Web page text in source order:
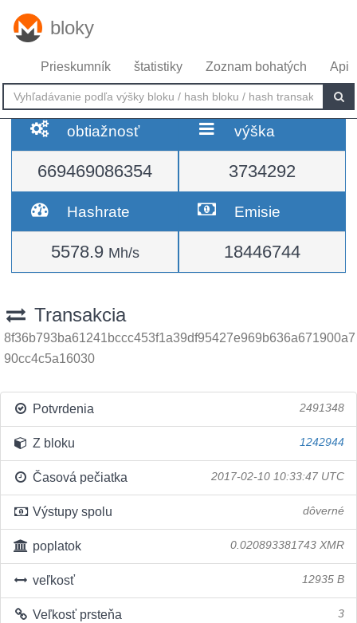
bloky
Prieskumník štatistiky Zoznam bohatých Api
obtiažnosť
669469086354
výška
3734292
Hashrate
5578.9 Mh/s
Emisie
18446744
Transakcia
8f36b793ba61241bccc453f1a39df95427e969b636a671900a7
90cc4c5a16030
Potvrdenia 2491348
Z bloku 1242944
Časová pečiatka 2017-02-10 10:33:47 UTC
Výstupy spolu dôverné
poplatok 0.020893381743 XMR
veľkosť 12935 B
Veľkosť prsteňa 3